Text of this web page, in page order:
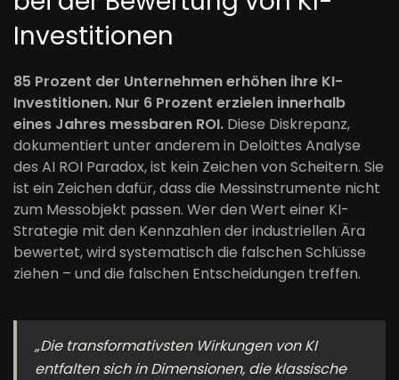
Investitionen
85 Prozent der Unternehmen erhöhen ihre KI-
Investitionen. Nur 6 Prozent erzielen innerhalb
eines Jahres messbaren ROI. Diese Diskrepanz,
dokumentiert unter anderem in Deloittes Analyse
des AI ROI Paradox, ist kein Zeichen von Scheitern. Sie
ist ein Zeichen dafür, dass die Messinstrumente nicht
zum Messobjekt passen. Wer den Wert einer KI-
Strategie mit den Kennzahlen der industriellen Ära
bewertet, wird systematisch die falschen Schlüsse
ziehen – und die falschen Entscheidungen treffen.
„Die transformativsten Wirkungen von KI
entfalten sich in Dimensionen, die klassische